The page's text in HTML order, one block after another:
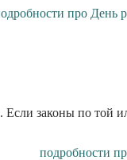
про День
Если законы по
подробности